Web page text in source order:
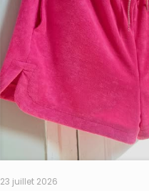
23 juillet 2026